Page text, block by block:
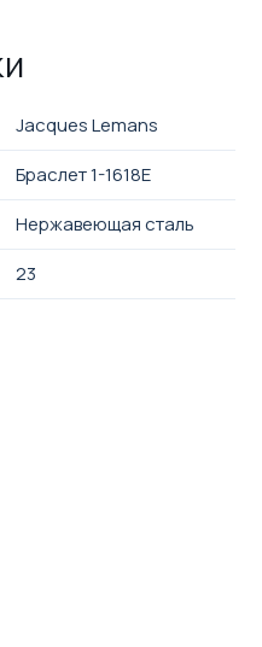
Jacques Lemans
Браслет 1-1618E
Нержавеющая сталь
23